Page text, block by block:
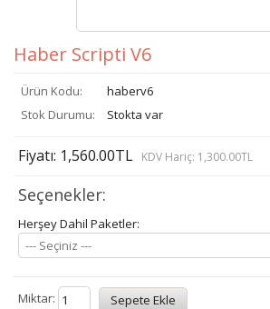
Haber Scripti V6
Ürün Kodu:
haberv6
Stok Durumu:
Stokta var
Fiyatı: 1,560.00TL KDV Hariç: 1,300.00TL
Seçenekler:
Herşey Dahil Paketler:
--- Seçiniz ---
Miktar: